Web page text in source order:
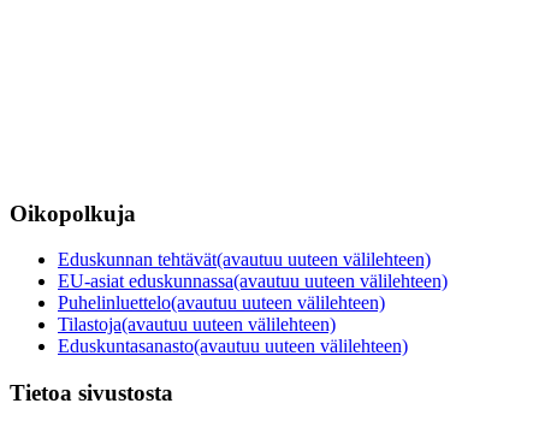
Oikopolkuja
Eduskunnan tehtävät(avautuu uuteen välilehteen)
EU-asiat eduskunnassa(avautuu uuteen välilehteen)
Puhelinluettelo(avautuu uuteen välilehteen)
Tilastoja(avautuu uuteen välilehteen)
Eduskuntasanasto(avautuu uuteen välilehteen)
Tietoa sivustosta